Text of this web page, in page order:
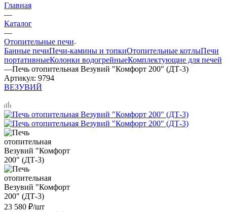
Главная
—
Каталог
—
Отопительные печи
Банные печиПечи-камины и топкиОтопительные котлыПечи
портативныеКолонки водогрейныеКомплектующие для печей
—Печь отопительная Везувий "Комфорт 200" (ДТ-3)
Артикул: 9794
ВЕЗУВИЙ
23 580 ₽/шт